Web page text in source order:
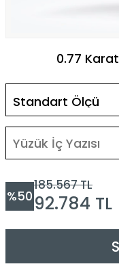
0.77
%50
185.567TL
92.784 TL